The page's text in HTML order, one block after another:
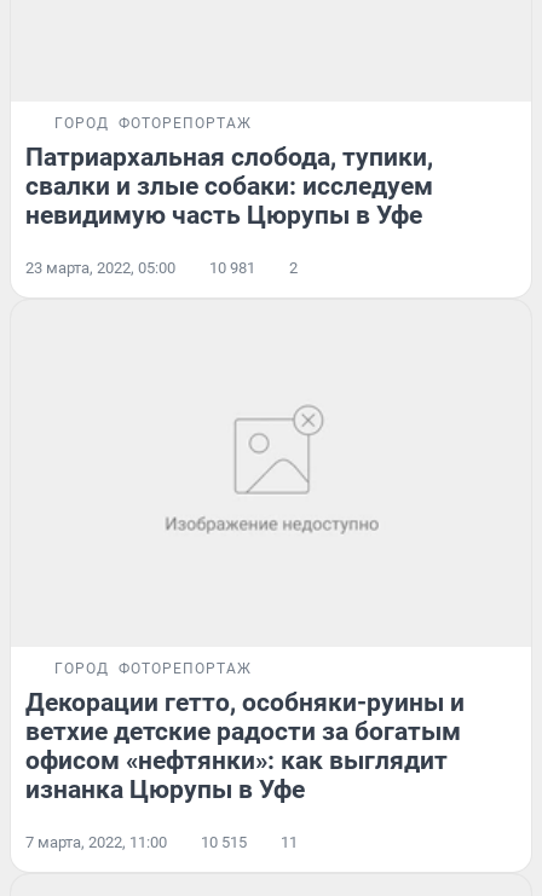
ГОРОД ФОТОРЕПОРТАЖ
Патриархальная слобода, тупики,
свалки и злые собаки: исследуем
невидимую часть Цюрупы в Уфе
23 марта, 2022, 05:00 10 981 2
ГОРОД ФОТОРЕПОРТАЖ
Декорации гетто, особняки-руины и
ветхие детские радости за богатым
офисом «нефтянки»: как выглядит
изнанка Цюрупы в Уфе
7 марта, 2022, 11:00 10 515 11